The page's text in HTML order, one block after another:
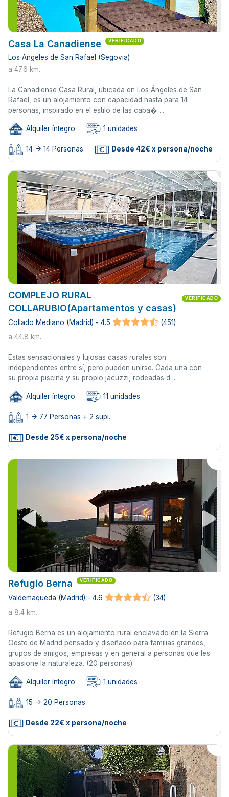
Casa La Canadiense VERIFICADO
Los Angeles de San Rafael (Segovia)
a 47.6 km.
La Canadiense Casa Rural, ubicada en Los Ángeles de San
Rafael, es un alojamiento con capacidad hasta para 14
personas, inspirado en el estilo de las caba� ...
Alquiler íntegro 1 unidades
14 -> 14 Personas Desde 42€ x persona/noche
COMPLEJO RURAL
COLLARUBIO(Apartamentos y casas)
VERIFICADO
Collado Mediano (Madrid) - 4.5
(451)
a 44.8 km.
Estas sensacionales y lujosas casas rurales son
independientes entre sí, pero pueden unirse. Cada una con
su propia piscina y su propio jacuzzi, rodeadas d ...
Alquiler íntegro 11 unidades
1 -> 77 Personas + 2 supl.
Desde 25€ x persona/noche
Refugio Berna VERIFICADO
Valdemaqueda (Madrid) - 4.6
(34)
a 8.4 km.
Refugio Berna es un alojamiento rural enclavado en la Sierra
Oeste de Madrid pensado y diseñado para familias grandes,
grupos de amigos, empresas y en general a personas que les
apasione la naturaleza. (20 personas)
Alquiler íntegro 1 unidades
15 -> 20 Personas
Desde 22€ x persona/noche